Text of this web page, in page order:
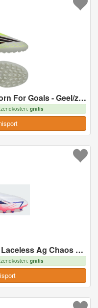
adidas F50 Pro Laceless Tf Born For Goals - Geel/zwart/helder Rood - Turf (Tf), maat 46
gratis
adidas F50 Hyperfast League Laceless Ag Chaos Vs Control - Kunstgras (Ag), maat 46
gratis